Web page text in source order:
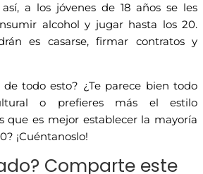
a los jóvenes de 18 años se les
alcohol y jugar hasta los 20.
es casarse, firmar contratos y
de todo esto? ¿Te parece bien todo
o prefieres más el estilo
que es mejor establecer la mayoría
¡Cuéntanoslo!
Comparte este